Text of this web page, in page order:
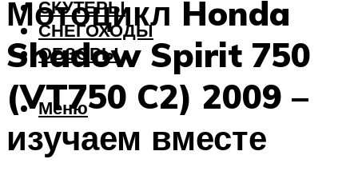
СКУТЕРЫ
СНЕГОХОДЫ
ОБЗОРЫ
Меню
Мотоцикл Honda
Shadow Spirit 750
(VT750 C2) 2009 –
изучаем вместе